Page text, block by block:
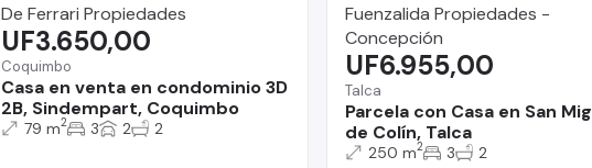
De Ferrari Propiedades
Coquimbo
Casa en venta en condominio 3D
2B, Sindempart, Coquimbo
UF3.650,00
79 m2 3 2 2
Fuenzalida Propiedades -
Concepción
Talca
Parcela con Casa en San
de Colín, Talca
UF6.955,00
250 m2 3 2